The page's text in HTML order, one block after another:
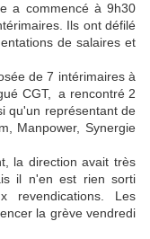
a commencé à 9h30
Ils ont défilé
de salaires et
de 7 intérimaires à
CGT, a rencontré 2
qu'un représentant de
Manpower, Synergie
la direction avait très
il n'en est rien sorti
revendications. Les
la grève vendredi